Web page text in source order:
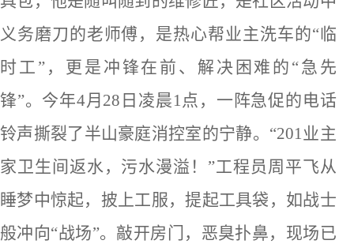
义务磨刀的老师傅，是热心帮业主洗车的“临
时工”，更是冲锋在前、解决困难的“急先
锋”。今年4月28日凌晨1点，一阵急促的电话
铃声撕裂了半山豪庭消控室的宁静。“201业主
家卫生间返水，污水漫溢！”工程员周平飞从
睡梦中惊起，披上工服，提起工具袋，如战士
般冲向“战场”。敲开房门，恶臭扑鼻，现场已